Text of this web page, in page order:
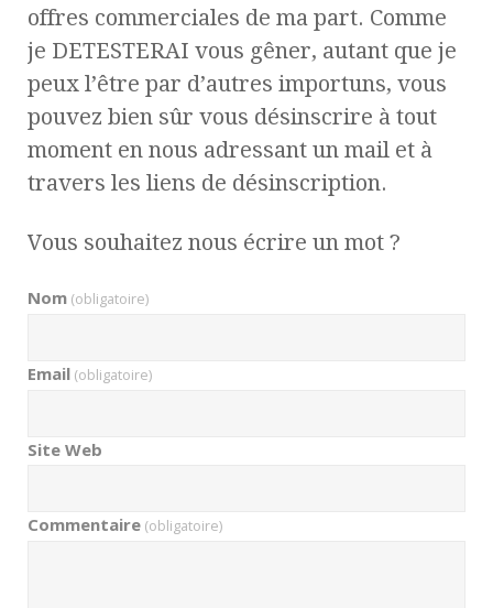
offres commerciales de ma part. Comme
je DETESTERAI vous gêner, autant que je
peux l’être par d’autres importuns, vous
pouvez bien sûr vous désinscrire à tout
moment en nous adressant un mail et à
travers les liens de désinscription.
Vous souhaitez nous écrire un mot ?
Nom (obligatoire)
Email (obligatoire)
Site Web
Commentaire (obligatoire)